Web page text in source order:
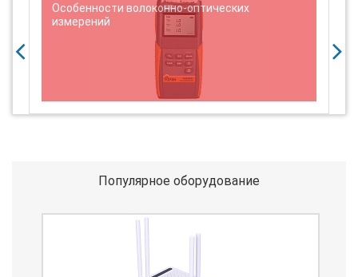
Особенности волоконно-оптических
измерений
Популярное оборудование